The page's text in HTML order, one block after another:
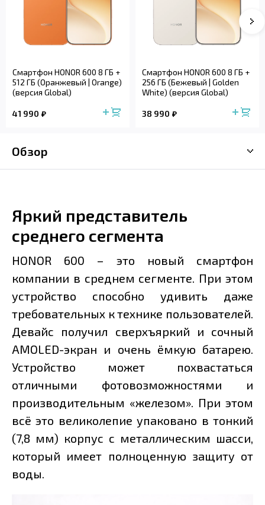
Смартфон HONOR 600 8 ГБ +
512 ГБ (Оранжевый | Orange)
(версия Global)
41 990
Смартфон HONOR 600 8 ГБ +
256 ГБ (Бежевый | Golden
White) (версия Global)
38 990
Обзор
Яркий представитель
среднего сегмента
HONOR 600 – это новый смартфон
компании в среднем сегменте. При этом
устройство способно удивить даже
требовательных к технике пользователей.
Девайс получил сверхъяркий и сочный
AMOLED-экран и очень ёмкую батарею.
Устройство может похвастаться
отличными фотовозможностями и
производительным «железом». При этом
всё это великолепие упаковано в тонкий
(7,8 мм) корпус с металлическим шасси,
который имеет полноценную защиту от
воды.